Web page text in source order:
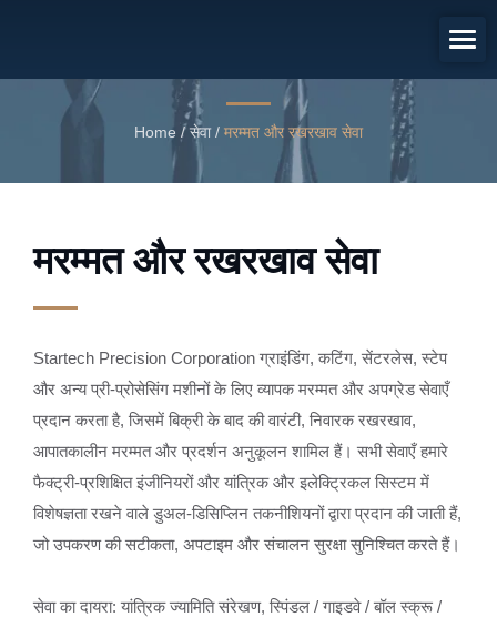
Home / सेवा / मरम्मत और रखरखाव सेवा
मरम्मत और रखरखाव सेवा
Startech Precision Corporation ग्राइंडिंग, कटिंग, सेंटरलेस, स्टेप
और अन्य प्री-प्रोसेसिंग मशीनों के लिए व्यापक मरम्मत और अपग्रेड सेवाएँ
प्रदान करता है, जिसमें बिक्री के बाद की वारंटी, निवारक रखरखाव,
आपातकालीन मरम्मत और प्रदर्शन अनुकूलन शामिल हैं। सभी सेवाएँ हमारे
फैक्ट्री-प्रशिक्षित इंजीनियरों और यांत्रिक और इलेक्ट्रिकल सिस्टम में
विशेषज्ञता रखने वाले डुअल-डिसिप्लिन तकनीशियनों द्वारा प्रदान की जाती हैं,
जो उपकरण की सटीकता, अपटाइम और संचालन सुरक्षा सुनिश्चित करते हैं।
सेवा का दायरा: यांत्रिक ज्यामिति संरेखण, स्पिंडल / गाइडवे / बॉल स्क्रू /